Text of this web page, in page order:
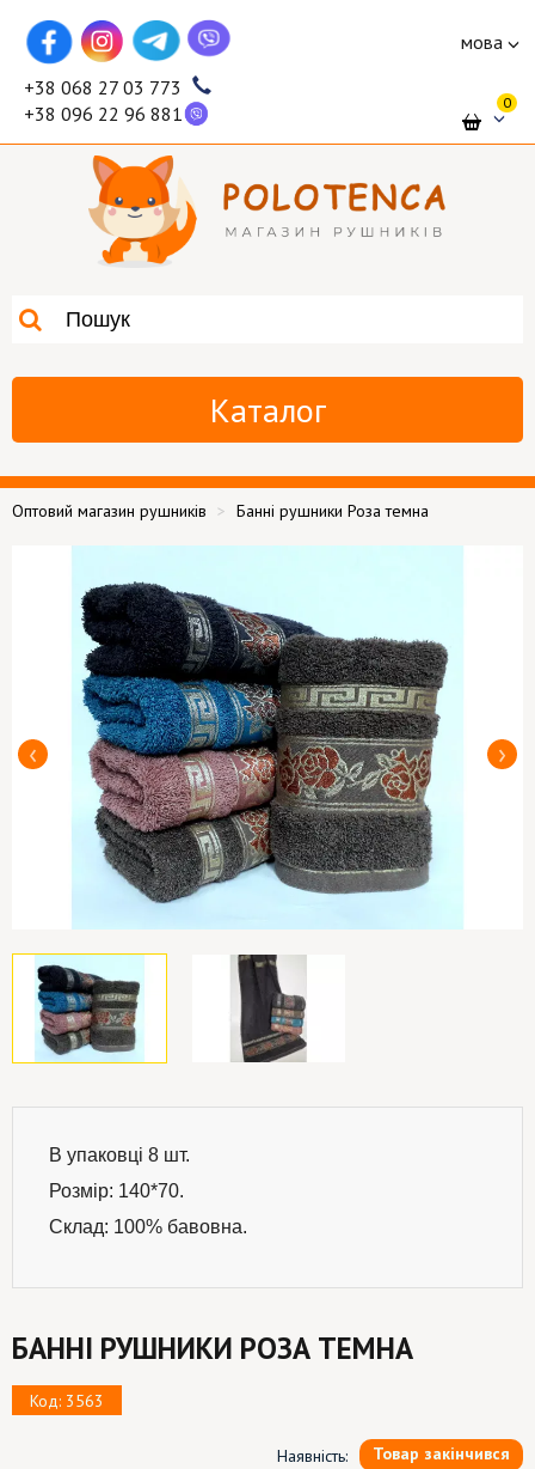
мова
+38 068 27 03 773
+38 096 22 96 881
0
Каталог
Оптовий магазин рушників Банні рушники Роза темна
В упаковці 8 шт.
Розмір: 140*70.
Склад: 100% бавовна.
БАННІ РУШНИКИ РОЗА ТЕМНА
Код: 3563
Наявність: Товар закінчився